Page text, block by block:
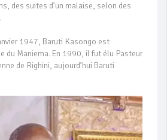
des suites d’un malaise, selon des
1947, Baruti Kasongo est
du Maniema. En 1990, il fut élu Pasteur
de Righini, aujourd’hui Baruti